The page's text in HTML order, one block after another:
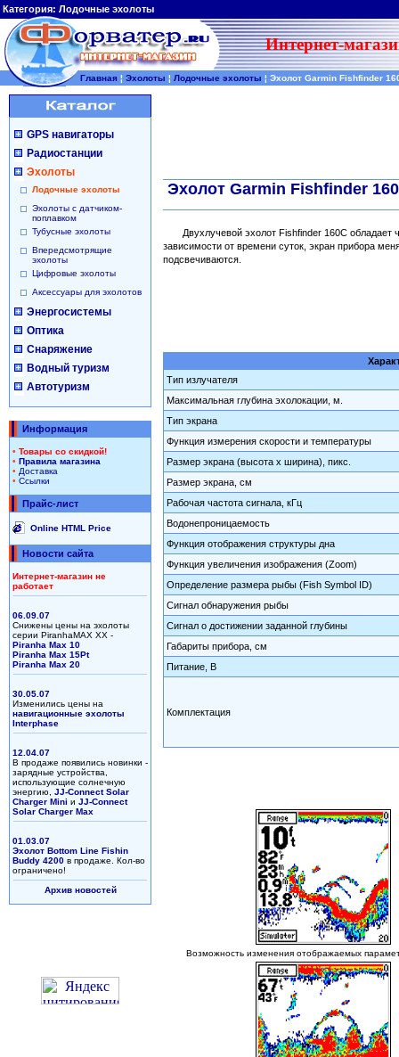
Категория: Лодочные эхолоты
Интернет-
Главная ¦ Эхолоты ¦ Лодочные эхолоты ¦ Эхолот Garmin Fishfinder
GPS навигаторы
Радиостанции
Эхолоты
Лодочные эхолоты
Эхолоты с датчиком-
поплавком
Тубусные эхолоты
Впередсмотрящие
эхолоты
Цифровые эхолоты
Аксессуары для эхолотов
Энергосистемы
Оптика
Снаряжение
Водный туризм
Автотуризм
Информация
• Товары со скидкой!
• Правила магазина
• Доставка
• Ссылки
Прайс-лист
Online HTML Price
Новости сайта
Интернет-магазин не
работает
06.09.07
Снижены цены на эхолоты
серии PiranhaMAX XX -
Piranha Max 10
Piranha Max 15Pt
Piranha Max 20
30.05.07
Изменились цены на
навигационные эхолоты
Interphase
12.04.07
В продаже появились новинки -
зарядные устройства,
использующие солнечную
энергию, JJ-Connect Solar
Charger Mini и JJ-Connect
Solar Charger Max
01.03.07
Эхолот Bottom Line Fishin
Buddy 4200 в продаже. Кол-во
ограничено!
Архив новостей
Эхолот Garmin Fishfinder
Двухлучевой эхолот Fishfinder 160C
зависимости от времени суток, экран прибора
подсвечиваются.
Тип излучателя
Максимальная глубина эхолокации, м.
Тип экрана
Функция измерения скорости и температуры
Размер экрана (высота х ширина), пикс.
Размер экрана, см
Рабочая частота сигнала, кГц
Водонепроницаемость
Функция отображения структуры дна
Функция увеличения изображения (Zoom)
Определение размера рыбы (Fish Symbol ID)
Сигнал обнаружения рыбы
Сигнал о достижении заданной глубины
Габариты прибора, см
Питание, В
Комплектация
Возможность изменения отображаемых